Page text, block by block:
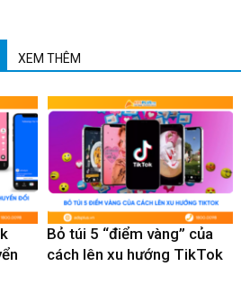
XEM THÊM
Bỏ túi 5 “điểm vàng” của
cách lên xu hướng TikTok